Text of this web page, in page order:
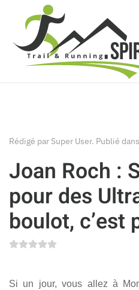
Accéder au contenu
Rédigé par Super User. Publié dans
Joan Roch :
pour des
boulot, c’est
Si un jour, vous allez à